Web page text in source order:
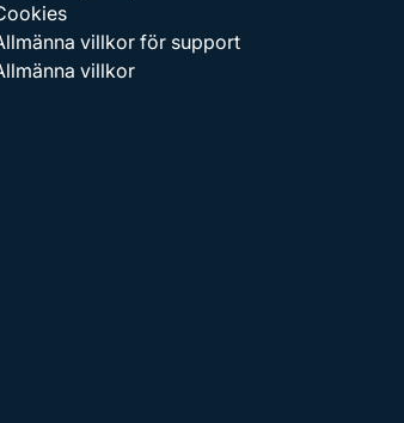
villkor för support
villkor